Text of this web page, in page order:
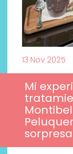
13 Nov 2025
Mi